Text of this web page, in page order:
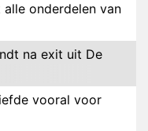
onderdelen van
na exit uit De
vooral voor